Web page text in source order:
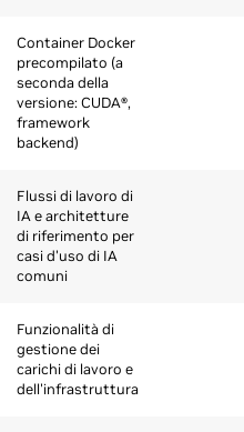
Container Docker
precompilato (a
seconda della
versione: CUDA®,
framework
backend)
Flussi di lavoro di
IA e architetture
di riferimento per
casi d'uso di IA
comuni
Funzionalità di
gestione dei
carichi di lavoro e
dell'infrastruttura